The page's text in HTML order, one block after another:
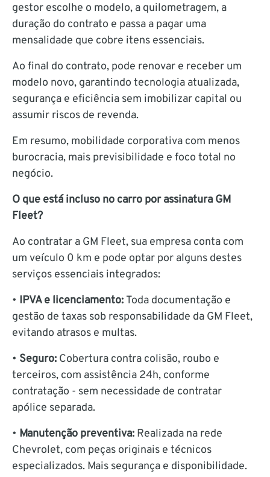
gestor escolhe o modelo, a quilometragem, a
duração do contrato e passa a pagar uma
mensalidade que cobre itens essenciais.
Ao final do contrato, pode renovar e receber um
modelo novo, garantindo tecnologia atualizada,
segurança e eficiência sem imobilizar capital ou
assumir riscos de revenda.
Em resumo, mobilidade corporativa com menos
burocracia, mais previsibilidade e foco total no
negócio.
O que está incluso no carro por assinatura GM
Fleet?
Ao contratar a GM Fleet, sua empresa conta com
um veículo 0 km e pode optar por alguns destes
serviços essenciais integrados:
• IPVA e licenciamento: Toda documentação e
gestão de taxas sob responsabilidade da GM Fleet,
evitando atrasos e multas.
• Seguro: Cobertura contra colisão, roubo e
terceiros, com assistência 24h, conforme
contratação - sem necessidade de contratar
apólice separada.
• Manutenção preventiva: Realizada na rede
Chevrolet, com peças originais e técnicos
especializados. Mais segurança e disponibilidade.